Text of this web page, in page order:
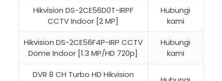
Hikvision DS-2CE56D0T-IRPF
CCTV Indoor [2 MP]
Hubungi
kami
Hikvision DS-2CE56F4P-IRP CCTV
Dome Indoor [1.3 MP/HD 720p]
Hubungi
kami
DVR 8 CH Turbo HD Hikvision